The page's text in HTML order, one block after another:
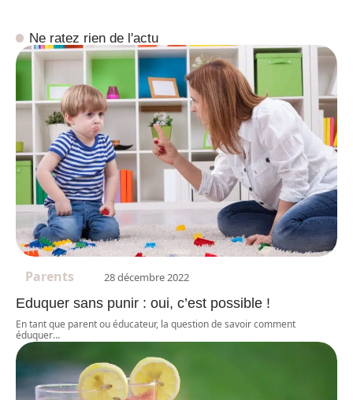
Ne ratez rien de l'actu
Parents 28 décembre 2022
Eduquer sans punir : oui, c’est possible !
En tant que parent ou éducateur, la question de savoir comment
éduquer…